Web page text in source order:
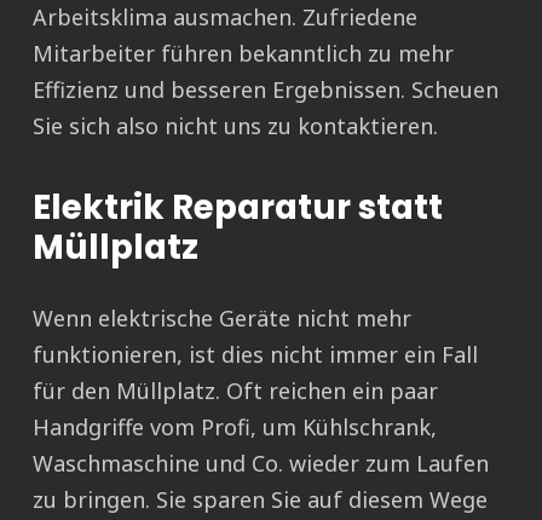
Arbeitsklima ausmachen. Zufriedene
Mitarbeiter führen bekanntlich zu mehr
Effizienz und besseren Ergebnissen. Scheuen
Sie sich also nicht uns zu kontaktieren.
Elektrik Reparatur statt
Müllplatz
Wenn elektrische Geräte nicht mehr
funktionieren, ist dies nicht immer ein Fall
für den Müllplatz. Oft reichen ein paar
Handgriffe vom Profi, um Kühlschrank,
Waschmaschine und Co. wieder zum Laufen
zu bringen. Sie sparen Sie auf diesem Wege